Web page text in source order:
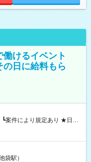
けるイベント
日に給料もら
に現金GET♪ お仕事後はコ
試用期間】試
袋駅）